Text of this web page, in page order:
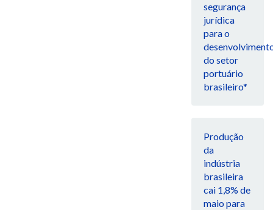
segurança
jurídica
para o
do setor
portuário
brasileiro*
Produção
da
indústria
brasileira
cai 1,8% de
maio para